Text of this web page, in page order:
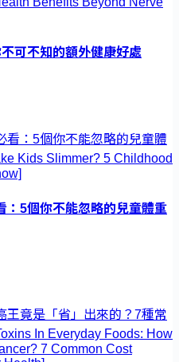
可不知的額外健康好處
：5個你不能忽略的兒童體重